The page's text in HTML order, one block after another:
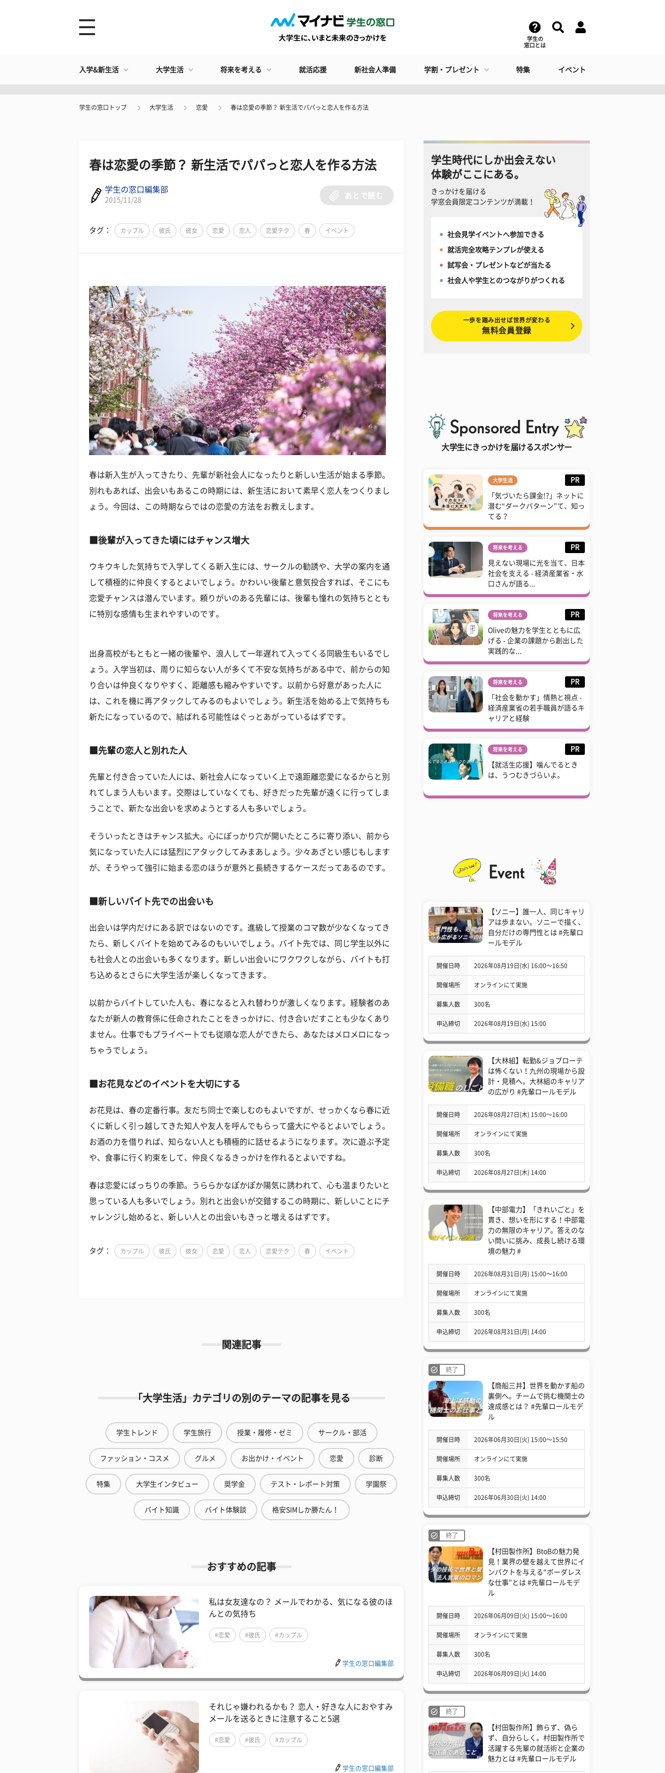
学生の
窓口とは
入学&新生活 大学生活 将来を考える 就活応援 新社会人準備 学割・プレゼント 特集 イベント
学生の窓口トップ 大学生活 恋愛 春は恋愛の季節？ 新生活でパパっと恋人を作る方法
春は恋愛の季節？ 新生活でパパっと恋人を作る方法
学生の窓口編集部
2015/11/28
あとで読む
タグ： カップル 彼氏 彼女 恋愛 恋人 恋愛テク 春 イベント
春は新入生が入ってきたり、先輩が新社会人になったりと新しい生活が始まる季節。
別れもあれば、出会いもあるこの時期には、新生活において素早く恋人をつくりまし
ょう。今回は、この時期ならではの恋愛の方法をお教えします。
■後輩が入ってきた頃にはチャンス増大
ウキウキした気持ちで入学してくる新入生には、サークルの勧誘や、大学の案内を通
して積極的に仲良くするとよいでしょう。かわいい後輩と意気投合すれば、そこにも
恋愛チャンスは潜んでいます。頼りがいのある先輩には、後輩も憧れの気持ちととも
に特別な感情も生まれやすいのです。
出身高校がもともと一緒の後輩や、浪人して一年遅れて入ってくる同級生もいるでし
ょう。入学当初は、周りに知らない人が多くて不安な気持ちがある中で、前からの知
り合いは仲良くなりやすく、距離感も縮みやすいです。以前から好意があった人に
は、これを機に再アタックしてみるのもよいでしょう。新生活を始める上で気持ちも
新たになっているので、結ばれる可能性はぐっとあがっているはずです。
■先輩の恋人と別れた人
先輩と付き合っていた人には、新社会人になっていく上で遠距離恋愛になるからと別
れてしまう人もいます。交際はしていなくても、好きだった先輩が遠くに行ってしま
うことで、新たな出会いを求めようとする人も多いでしょう。
そういったときはチャンス拡大。心にぽっかり穴が開いたところに寄り添い、前から
気になっていた人には猛烈にアタックしてみまあしょう。少々あざとい感じもします
が、そうやって強引に始まる恋のほうが意外と長続きするケースだってあるのです。
■新しいバイト先での出会いも
出会いは学内だけにある訳ではないのです。進級して授業のコマ数が少なくなってき
たら、新しくバイトを始めてみるのもいいでしょう。バイト先では、同じ学生以外に
も社会人との出会いも多くなります。新しい出会いにワクワクしながら、バイトも打
ち込めるとさらに大学生活が楽しくなってきます。
以前からバイトしていた人も、春になると入れ替わりが激しくなります。経験者のあ
なたが新人の教育係に任命されたことをきっかけに、付き合いだすことも少なくあり
ません。仕事でもプライベートでも従順な恋人ができたら、あなたはメロメロになっ
ちゃうでしょう。
■お花見などのイベントを大切にする
お花見は、春の定番行事。友だち同士で楽しむのもよいですが、せっかくなら春に近
くに新しく引っ越してきた知人や友人を呼んでもらって盛大にやるとよいでしょう。
お酒の力を借りれば、知らない人とも積極的に話せるようになります。次に遊ぶ予定
や、食事に行く約束をして、仲良くなるきっかけを作れるとよいですね。
春は恋愛にばっちりの季節。うららかなぽかぽか陽気に誘われて、心も温まりたいと
思っている人も多いでしょう。別れと出会いが交錯するこの時期に、新しいことにチ
ャレンジし始めると、新しい人との出会いもきっと増えるはずです。
タグ： カップル 彼氏 彼女 恋愛 恋人 恋愛テク 春 イベント
関連記事
「大学生活」カテゴリの別のテーマの記事を見る
学生トレンド 学生旅行 授業・履修・ゼミ サークル・部活
ファッション・コスメ グルメ お出かけ・イベント 恋愛 診断
特集 大学生インタビュー 奨学金 テスト・レポート対策 学園祭
バイト知識 バイト体験談 格安SIMしか勝たん！
おすすめの記事
私は女友達なの？ メールでわかる、気になる彼のほ
んとの気持ち
#恋愛 #彼氏 #カップル
学生の窓口編集部
それじゃ嫌われるかも？ 恋人・好きな人におやすみ
メールを送るときに注意すること5選
#恋愛 #彼氏 #カップル
学生の窓口編集部
学生時代にしか出会えない
体験がここにある。
きっかけを届ける
学窓会員限定コンテンツが満載！
社会見学イベントへ参加できる
就活完全攻略テンプレが使える
試写会・プレゼントなどが当たる
社会人や学生とのつながりがつくれる
一歩を踏み出せば世界が変わる
無料会員登録
大学生にきっかけを届けるスポンサー
大学生活 PR
「気づいたら課金!?」ネットに
潜む“ダークパターン”て、知っ
てる？
将来を考える PR
見えない現場に光を当て、日本
社会を支える - 経済産業省・水
口さんが語る...
将来を考える PR
Oliveの魅力を学生とともに広
げる - 企業の課題から創出した
実践的な...
将来を考える PR
「社会を動かす」情熱と視点 -
経済産業省の若手職員が語るキ
ャリアと経験
将来を考える PR
【就活生応援】噛んでるとき
は、うつむきづらいよ。
【ソニー】誰一人、同じキャリ
アは歩まない。ソニーで描く、
自分だけの専門性とは #先輩ロ
ールモデル
開催日時 2026年08月19日(水) 16:00〜16:50
開催場所 オンラインにて実施
募集人数 300名
申込締切 2026年08月19日(水) 15:00
【大林組】転勤&ジョブローテ
は怖くない！九州の現場から設
計・見積へ。大林組のキャリア
の広がり #先輩ロールモデル
開催日時 2026年08月27日(木) 15:00〜16:00
開催場所 オンラインにて実施
募集人数 300名
申込締切 2026年08月27日(木) 14:00
【中部電力】「きれいごと」を
貫き、想いを形にする！中部電
力の無限のキャリア。答えのな
い問いに挑み、成長し続ける環
境の魅力 #
開催日時 2026年08月31日(月) 15:00〜16:00
開催場所 オンラインにて実施
募集人数 300名
申込締切 2026年08月31日(月) 14:00
終了
【商船三井】世界を動かす船の
裏側へ。チームで挑む機関士の
達成感とは？ #先輩ロールモデ
ル
開催日時 2026年06月30日(火) 15:00〜15:50
開催場所 オンラインにて実施
募集人数 300名
申込締切 2026年06月30日(火) 14:00
終了
【村田製作所】BtoBの魅力発
見！業界の壁を越えて世界にイ
ンパクトを与える“ボーダレス
な仕事”とは #先輩ロールモデ
ル
開催日時 2026年06月09日(火) 15:00〜16:00
開催場所 オンラインにて実施
募集人数 300名
申込締切 2026年06月09日(火) 14:00
終了
【村田製作所】飾らず、偽ら
ず、自分らしく。村田製作所で
活躍する先輩の就活術と企業の
魅力とは #先輩ロールモデル